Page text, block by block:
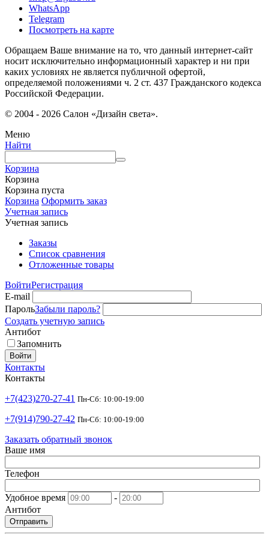
WhatsApp
Telegram
Посмотреть на карте
Обращаем Ваше внимание на то, что данный интернет-сайт
носит исключительно информационный характер и ни при
каких условиях не является публичной офертой,
определяемой положениями ч. 2 ст. 437 Гражданского кодекса
Российской Федерации.
© 2004 - 2026 Салон «Дизайн света».
Меню
Найти
Корзина
Корзина
Корзина пуста
Корзина Оформить заказ
Учетная запись
Учетная запись
Заказы
Список сравнения
Отложенные товары
ВойтиРегистрация
E-mail
ПарольЗабыли пароль?
Создать учетную запись
Антибот
Запомнить
Войти
Контакты
Контакты
+7(423)270-27-41 Пн-Сб: 10:00-19:00
+7(914)790-27-42 Пн-Сб: 10:00-19:00
Заказать обратный звонок
Ваше имя
Телефон
Удобное время
-
Антибот
Отправить